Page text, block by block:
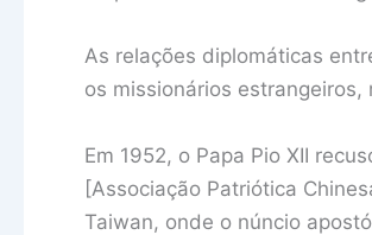
As relações diplomáticas
os missionários
Em 1952, o Papa Pio XII
[Associação Patriótica
Taiwan, onde o núncio